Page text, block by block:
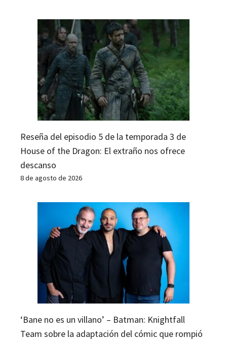
Reseña del episodio 5 de la temporada 3 de
House of the Dragon: El extraño nos ofrece
descanso
8 de agosto de 2026
‘Bane no es un villano’ – Batman: Knightfall
Team sobre la adaptación del cómic que rompió